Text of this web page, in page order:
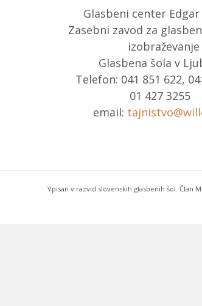
Glasbeni center
Zasebni zavod za
izobraževanje
Glasbena šola v
Telefon: 041 851 622,
01 427 3255
email:
Vpisan v razvid slovenskih glasbenih šol. Član